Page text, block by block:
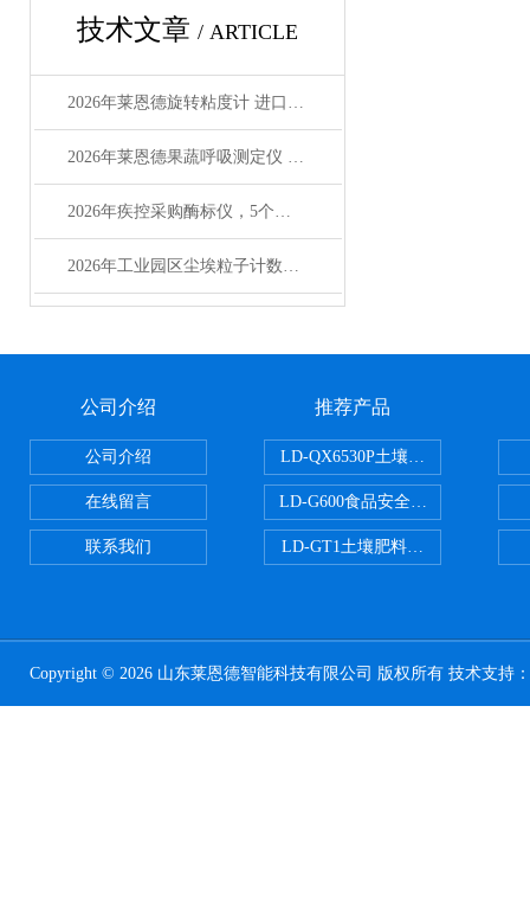
技术文章 / ARTICLE
2026年莱恩德旋转粘度计 进口国产对标选型指南
2026年莱恩德果蔬呼吸测定仪 检测效率较传统方式提8倍
2026年疾控采购酶标仪，5个成本维度要算清
2026年工业园区尘埃粒子计数器选型实用指南
公司介绍
公司介绍
在线留言
联系我们
推荐产品
LD-QX6530P土壤氧化还原电位检
LD-G600食品安全检测仪
LD-GT1土壤肥料养分检测仪
Copyright © 2026 山东莱恩德智能科技有限公司 版权所有 技术支持：